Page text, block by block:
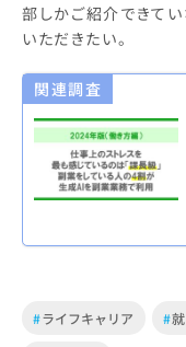
部しかご紹介できて
いただきたい。
関連調査
#ライフキャリア #